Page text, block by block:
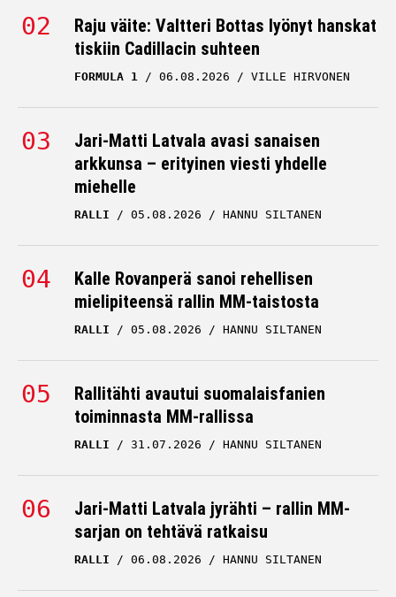
Raju väite: Valtteri Bottas lyönyt hanskat
tiskiin Cadillacin suhteen
FORMULA 1 06.08.2026 VILLE HIRVONEN
Jari-Matti Latvala avasi sanaisen
arkkunsa – erityinen viesti yhdelle
miehelle
RALLI 05.08.2026 HANNU SILTANEN
Kalle Rovanperä sanoi rehellisen
mielipiteensä rallin MM-taistosta
RALLI 05.08.2026 HANNU SILTANEN
Rallitähti avautui suomalaisfanien
toiminnasta MM-rallissa
RALLI 31.07.2026 HANNU SILTANEN
Jari-Matti Latvala jyrähti – rallin MM-
sarjan on tehtävä ratkaisu
RALLI 06.08.2026 HANNU SILTANEN